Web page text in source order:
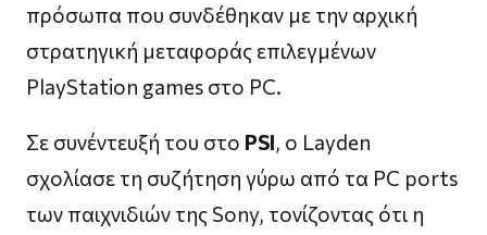
πρόσωπα που συνδέθηκαν με την αρχική
στρατηγική μεταφοράς επιλεγμένων
PlayStation games στο PC.
Σε συνέντευξή του στο PSI, ο Layden
σχολίασε τη συζήτηση γύρω από τα PC ports
των παιχνιδιών της Sony, τονίζοντας ότι η